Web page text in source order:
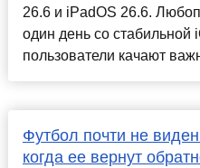
26.6 и iPadOS 26.6.
один день со
пользователи качают
Футбол почти не
когда ее вернут